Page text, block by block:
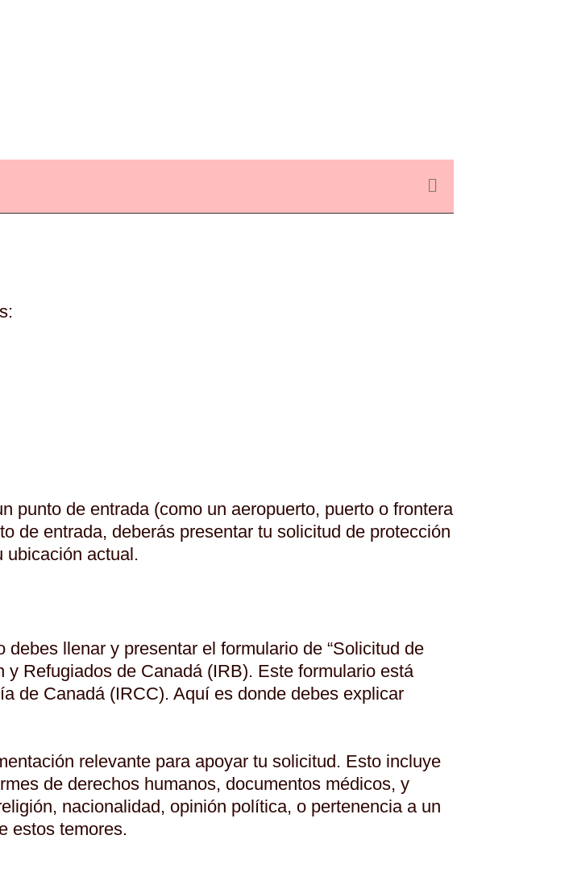
punto de entrada (como un aeropuerto, puerto o frontera
de entrada, deberás presentar tu solicitud de protección
ubicación actual.
llenar y presentar el formulario de “Solicitud de
y Refugiados de Canadá (IRB). Este formulario está
de Canadá (IRCC). Aquí es donde debes explicar
relevante para apoyar tu solicitud. Esto incluye
de derechos humanos, documentos médicos, y
nacionalidad, opinión política, o pertenencia a un
estos temores.